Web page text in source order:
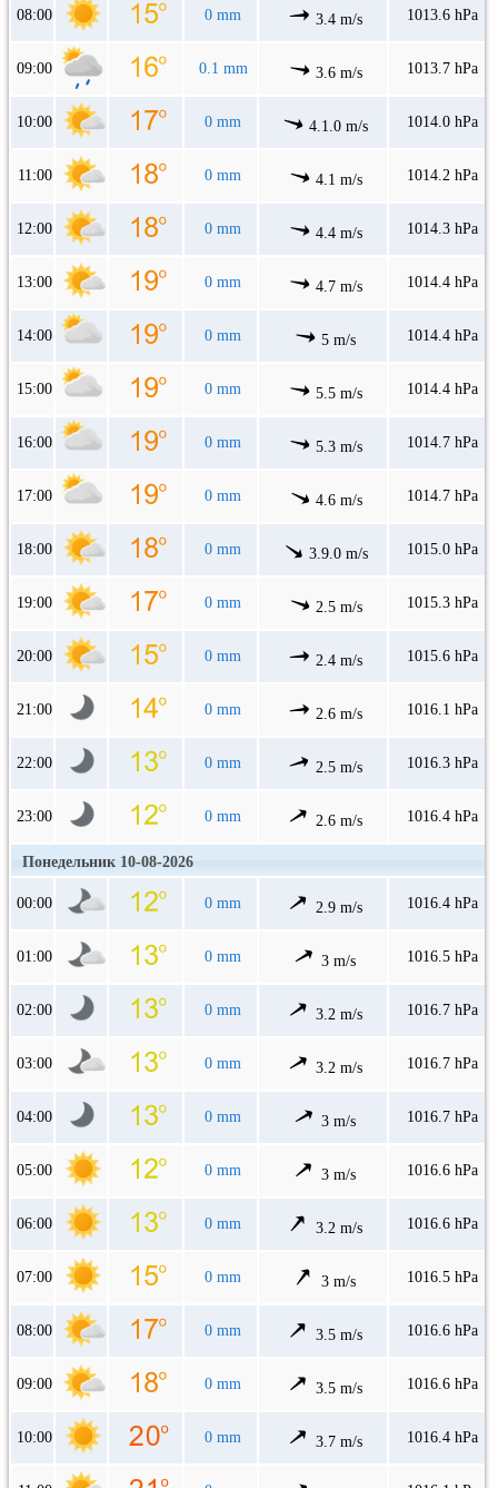
08:00 0 mm 3.4 m/s 1013.6 hPa
09:00 0.1 mm 3.6 m/s 1013.7 hPa
10:00 0 mm 4.1.0 m/s 1014.0 hPa
11:00 0 mm 4.1 m/s 1014.2 hPa
12:00 0 mm 4.4 m/s 1014.3 hPa
13:00 0 mm 4.7 m/s 1014.4 hPa
14:00 0 mm 5 m/s 1014.4 hPa
15:00 0 mm 5.5 m/s 1014.4 hPa
16:00 0 mm 5.3 m/s 1014.7 hPa
17:00 0 mm 4.6 m/s 1014.7 hPa
18:00 0 mm 3.9.0 m/s 1015.0 hPa
19:00 0 mm 2.5 m/s 1015.3 hPa
20:00 0 mm 2.4 m/s 1015.6 hPa
21:00 0 mm 2.6 m/s 1016.1 hPa
22:00 0 mm 2.5 m/s 1016.3 hPa
23:00 0 mm 2.6 m/s 1016.4 hPa
Понедельник 10-08-2026
00:00 0 mm 2.9 m/s 1016.4 hPa
01:00 0 mm 3 m/s 1016.5 hPa
02:00 0 mm 3.2 m/s 1016.7 hPa
03:00 0 mm 3.2 m/s 1016.7 hPa
04:00 0 mm 3 m/s 1016.7 hPa
05:00 0 mm 3 m/s 1016.6 hPa
06:00 0 mm 3.2 m/s 1016.6 hPa
07:00 0 mm 3 m/s 1016.5 hPa
08:00 0 mm 3.5 m/s 1016.6 hPa
09:00 0 mm 3.5 m/s 1016.6 hPa
10:00 0 mm 3.7 m/s 1016.4 hPa